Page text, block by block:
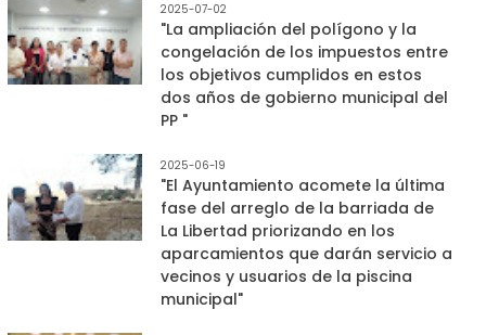
2025-07-02
"La ampliación del polígono y la
congelación de los impuestos entre
los objetivos cumplidos en estos
dos años de gobierno municipal del
PP "
2025-06-19
"El Ayuntamiento acomete la última
fase del arreglo de la barriada de
La Libertad priorizando en los
aparcamientos que darán servicio a
vecinos y usuarios de la piscina
municipal"